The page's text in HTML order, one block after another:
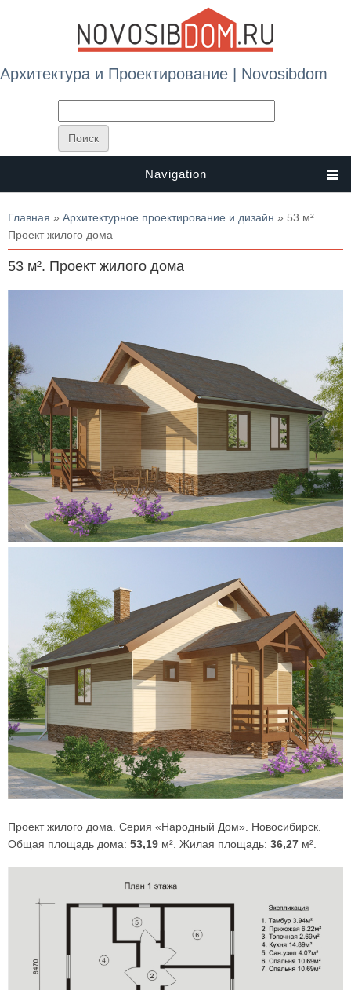
Архитектура и Проектирование | Novosibdom
Navigation
Вы здесь
Главная » Архитектурное проектирование и дизайн » 53 м².
Проект жилого дома
53 м². Проект жилого дома
Проект жилого дома. Серия «Народный Дом». Новосибирск.
Общая площадь дома: 53,19 м². Жилая площадь: 36,27 м².